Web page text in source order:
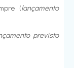
(lançamento
previsto